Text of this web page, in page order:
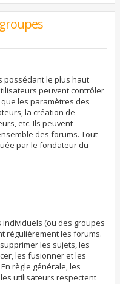
possédant le plus haut
peuvent contrôler
les paramètres des
la création de
etc. Ils peuvent
des forums. Tout
par le fondateur du
(ou des groupes
régulièrement les forums.
les sujets, les
les fusionner et les
règle générale, les
utilisateurs respectent